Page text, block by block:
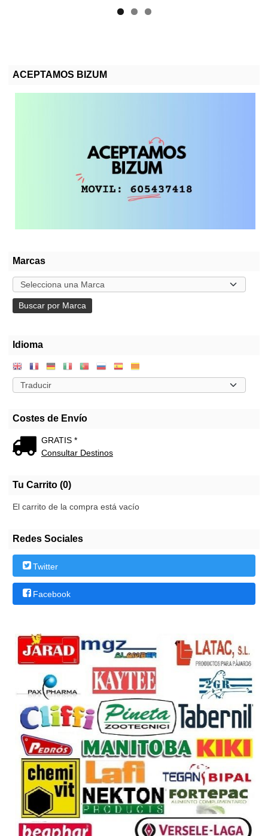
ACEPTAMOS BIZUM
Marcas
Idioma
Costes de Envío
GRATIS *
Consultar Destinos
Tu Carrito (0)
El carrito de la compra está vacío
Redes Sociales
Twitter
Facebook